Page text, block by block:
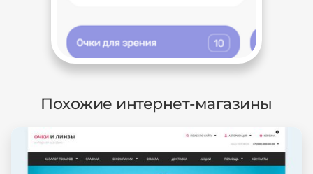
Похожие интернет-магазины